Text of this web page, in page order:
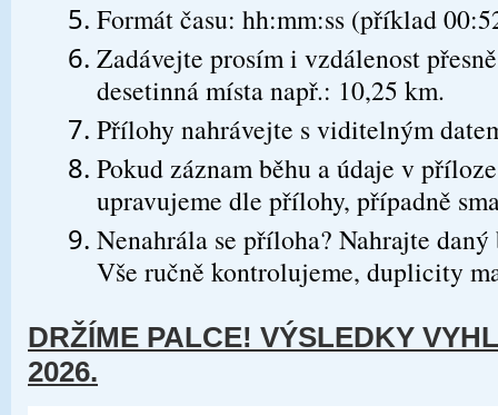
Formát času: hh:mm:ss (příklad
Zadávejte prosím i vzdálenost
desetinná místa např.: 10,25 km.
Přílohy nahrávejte s viditelným
Pokud záznam běhu a údaje v
upravujeme dle přílohy, případně
Nenahrála se příloha? Nahrajte
Vše ručně kontrolujeme, duplicity
DRŽÍME PALCE! VÝSLEDKY
2026.